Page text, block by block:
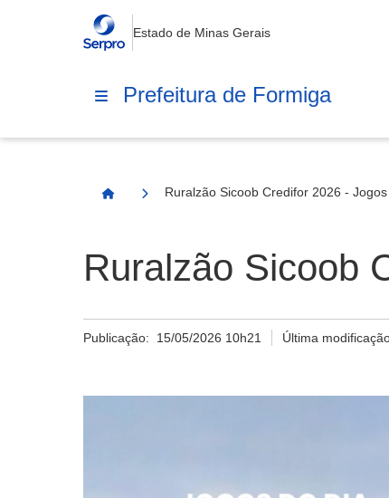
Estado de Minas Gerais
Prefeitura de Formiga
Página Inicial
Ruralzão Sicoob Credifor 2026 -
Ruralzão Sicoob
Publicação: 15/05/2026 10h21 Última